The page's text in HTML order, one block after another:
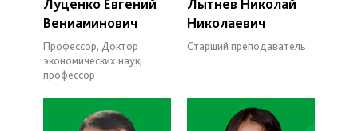
Вениаминович
Профессор, Доктор
экономических наук,
профессор
Николаевич
Старший преподаватель